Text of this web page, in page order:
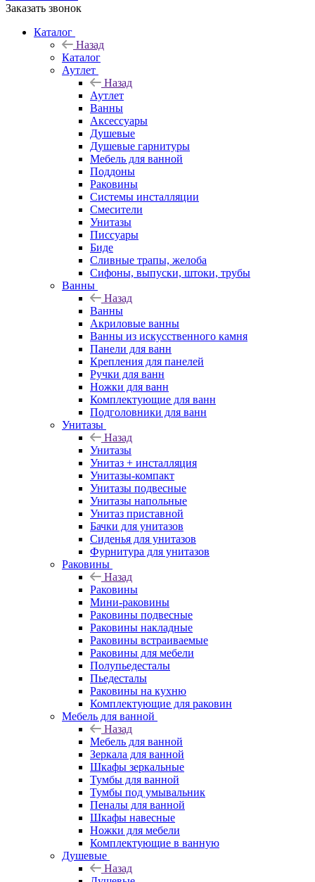
Заказать звонок
Каталог
Назад
Каталог
Аутлет
Назад
Аутлет
Ванны
Аксессуары
Душевые
Душевые гарнитуры
Мебель для ванной
Поддоны
Раковины
Системы инсталляции
Смесители
Унитазы
Писсуары
Биде
Сливные трапы, желоба
Сифоны, выпуски, штоки, трубы
Ванны
Назад
Ванны
Акриловые ванны
Ванны из искусственного камня
Панели для ванн
Крепления для панелей
Ручки для ванн
Ножки для ванн
Комплектующие для ванн
Подголовники для ванн
Унитазы
Назад
Унитазы
Унитаз + инсталляция
Унитазы-компакт
Унитазы подвесные
Унитазы напольные
Унитаз приставной
Бачки для унитазов
Сиденья для унитазов
Фурнитура для унитазов
Раковины
Назад
Раковины
Мини-раковины
Раковины подвесные
Раковины накладные
Раковины встраиваемые
Раковины для мебели
Полупьедесталы
Пьедесталы
Раковины на кухню
Комплектующие для раковин
Мебель для ванной
Назад
Мебель для ванной
Зеркала для ванной
Шкафы зеркальные
Тумбы для ванной
Тумбы под умывальник
Пеналы для ванной
Шкафы навесные
Ножки для мебели
Комплектующие в ванную
Душевые
Назад